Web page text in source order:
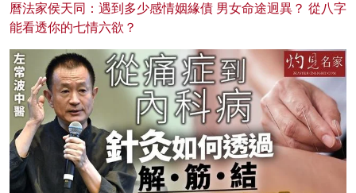
曆法家侯天同：遇到多少感情姻緣債 男女命途迥異？ 從八字
能看透你的七情六欲？